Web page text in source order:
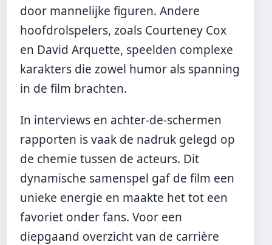
door mannelijke figuren. Andere
hoofdrolspelers, zoals Courteney Cox
en David Arquette, speelden complexe
karakters die zowel humor als spanning
in de film brachten.
In interviews en achter-de-schermen
rapporten is vaak de nadruk gelegd op
de chemie tussen de acteurs. Dit
dynamische samenspel gaf de film een
unieke energie en maakte het tot een
favoriet onder fans. Voor een
diepgaand overzicht van de carrière